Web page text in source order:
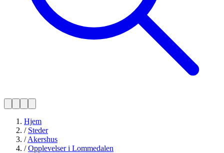
Hjem
/ Steder
/Akershus
/Opplevelser i Lommedalen